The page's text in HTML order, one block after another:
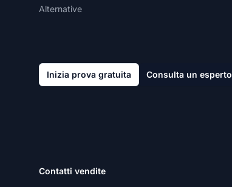
Alternative
Inizia prova gratuita Consulta un esperto
Contatti vendite